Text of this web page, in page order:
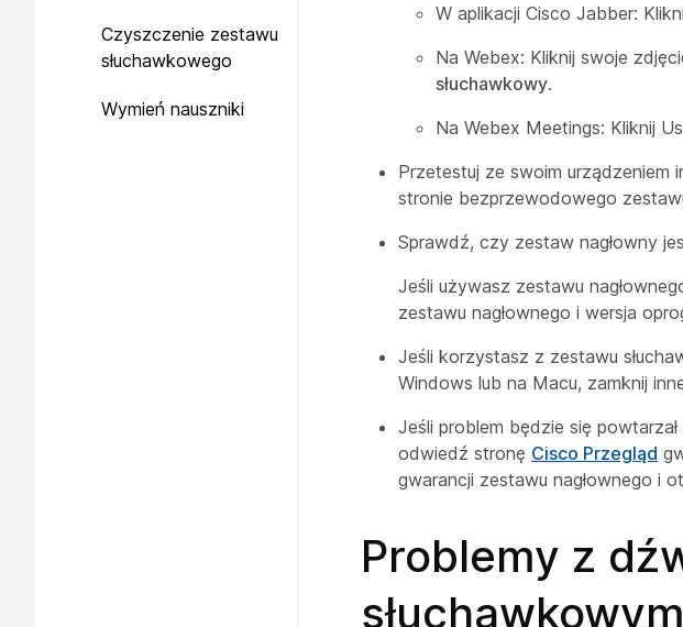
Czyszczenie zestawu
słuchawkowego
Wymień nauszniki
W aplikacji Cisco Jabber:
Na Webex: Kliknij swoje
słuchawkowy.
Na Webex Meetings: Kliknij
Przetestuj ze swoim urządzeniem
stronie bezprzewodowego
Sprawdź, czy zestaw nagłowny
Jeśli używasz zestawu
zestawu nagłownego i wersja
Jeśli korzystasz z zestawu
Windows lub na Macu, zamknij
Jeśli problem będzie się
odwiedź stronę Cisco Przegląd
gwarancji zestawu nagłownego i
Problemy z
słuchawkowym